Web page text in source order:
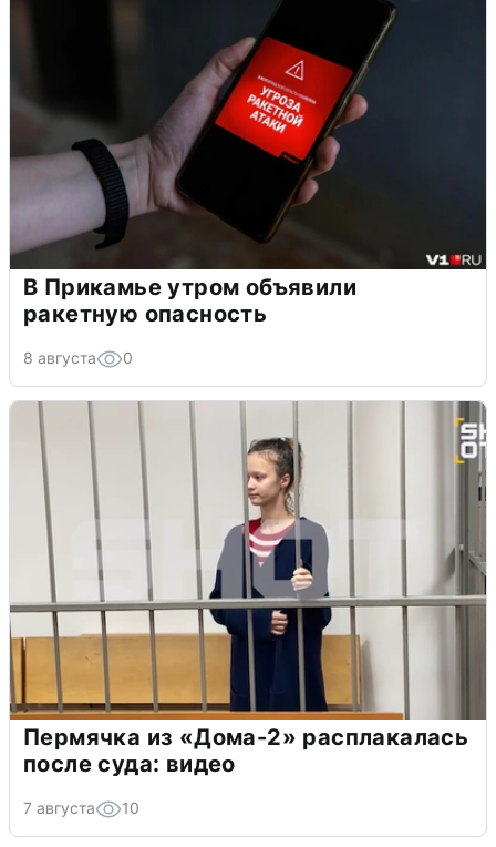
В Прикамье утром объявили
ракетную опасность
8 августа 0
Пермячка из «Дома-2» расплакалась
после суда: видео
7 августа 10